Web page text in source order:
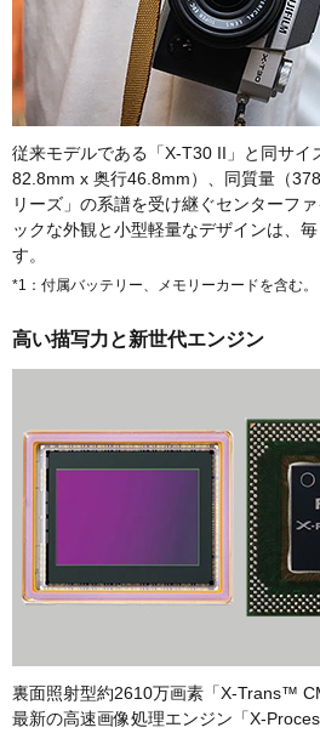
従来モデルである「X-T30 II」と同サイ
82.8mm x 奥行46.8mm）、同質量（
リーズ」の系譜を受け継ぐセンターフ
ックな外観と小型軽量なデザインは、
す。
*1：付属バッテリー、メモリーカードを含む。
高い描写力と新世代エンジン
裏面照射型約2610万画素「X-Trans™
最新の高速画像処理エンジン「X-